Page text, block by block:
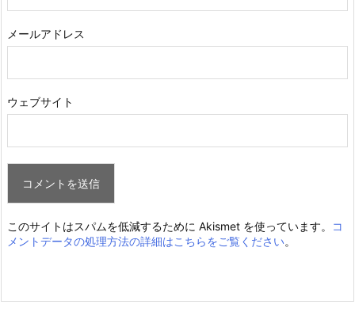
メールアドレス
ウェブサイト
このサイトはスパムを低減するために Akismet を使っています。
コ
メントデータの処理方法の詳細はこちらをご覧ください。